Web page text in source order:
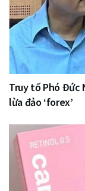
Truy tố Phó Đức
lừa đảo ‘forex’